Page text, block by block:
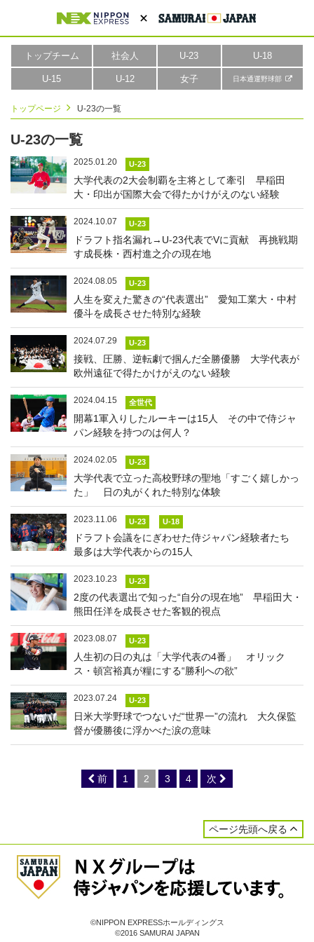
トップチーム 社会人 U-23 U-18
U-15 U-12 女子 日本通運野球部
トップページ U-23の一覧
U-23の一覧
2025.01.20 U-23
大学代表の2大会制覇を主将として牽引 早稲田
大・印出が国際大会で得たかけがえのない経験
2024.10.07 U-23
ドラフト指名漏れ→U-23代表でVに貢献 再挑戦期
す成長株・西村進之介の現在地
2024.08.05 U-23
人生を変えた驚きの“代表選出” 愛知工業大・中村
優斗を成長させた特別な経験
2024.07.29 U-23
接戦、圧勝、逆転劇で掴んだ全勝優勝 大学代表が
欧州遠征で得たかけがえのない経験
2024.04.15 全世代
開幕1軍入りしたルーキーは15人 その中で侍ジャ
パン経験を持つのは何人？
2024.02.05 U-23
大学代表で立った高校野球の聖地「すごく嬉しかっ
た」 日の丸がくれた特別な体験
2023.11.06 U-23 U-18
ドラフト会議をにぎわせた侍ジャパン経験者たち
最多は大学代表からの15人
2023.10.23 U-23
2度の代表選出で知った“自分の現在地” 早稲田大・
熊田任洋を成長させた客観的視点
2023.08.07 U-23
人生初の日の丸は「大学代表の4番」 オリック
ス・頓宮裕真が糧にする“勝利への欲”
2023.07.24 U-23
日米大学野球でつないだ“世界一”の流れ 大久保監
督が優勝後に浮かべた涙の意味
前 1 2 3 4 次
ページ先頭へ戻る
©NIPPON EXPRESSホールディングス
©2016 SAMURAI JAPAN